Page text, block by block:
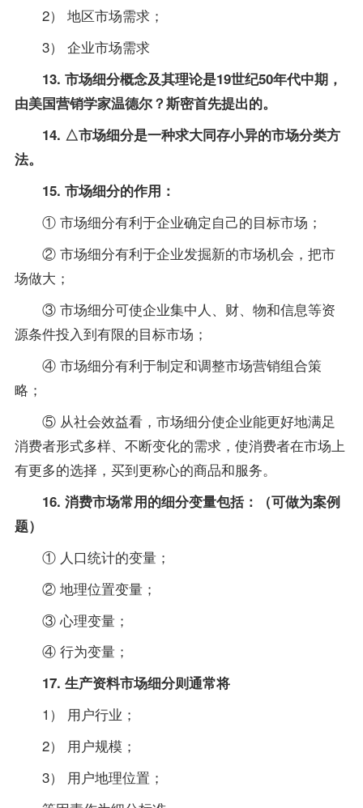
2） 地区市场需求；
3） 企业市场需求
13. 市场细分概念及其理论是19世纪50年代中期，
由美国营销学家温德尔？斯密首先提出的。
14. △市场细分是一种求大同存小异的市场分类方
法。
15. 市场细分的作用：
① 市场细分有利于企业确定自己的目标市场；
② 市场细分有利于企业发掘新的市场机会，把市
场做大；
③ 市场细分可使企业集中人、财、物和信息等资
源条件投入到有限的目标市场；
④ 市场细分有利于制定和调整市场营销组合策
略；
⑤ 从社会效益看，市场细分使企业能更好地满足
消费者形式多样、不断变化的需求，使消费者在市场上
有更多的选择，买到更称心的商品和服务。
16. 消费市场常用的细分变量包括：（可做为案例
题）
① 人口统计的变量；
② 地理位置变量；
③ 心理变量；
④ 行为变量；
17. 生产资料市场细分则通常将
1） 用户行业；
2） 用户规模；
3） 用户地理位置；